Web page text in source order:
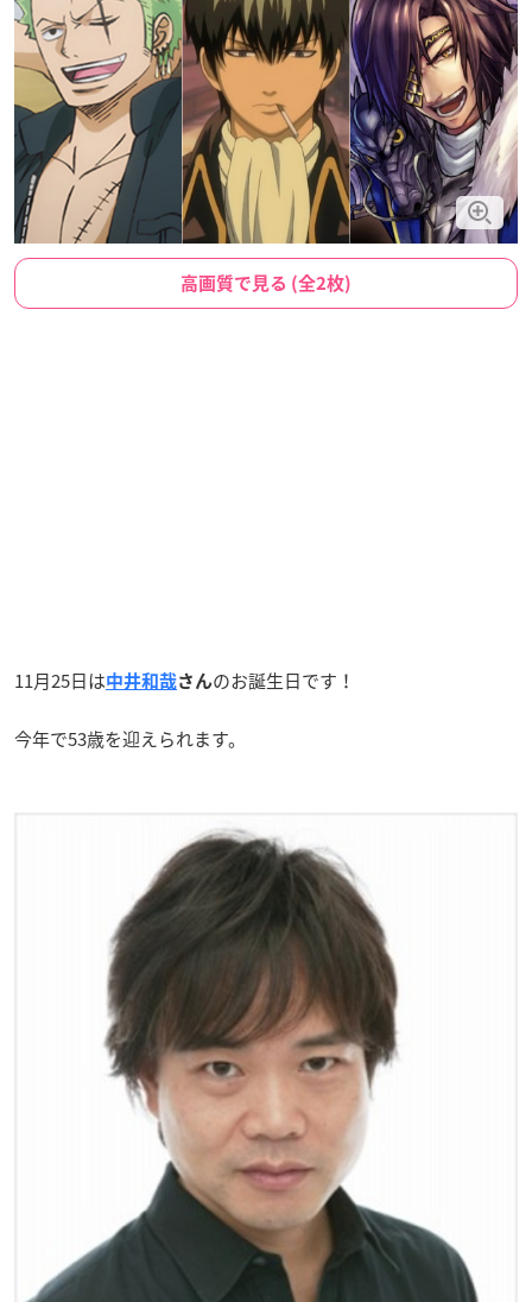
高画質で見る (全2枚)
11月25日は中井和哉さんのお誕生日です！
今年で53歳を迎えられます。